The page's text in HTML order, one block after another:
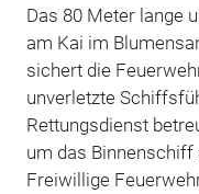
Das 80 Meter lange
am Kai im
sichert die
unverletzte
Rettungsdienst
um das Binnenschiff
Freiwillige